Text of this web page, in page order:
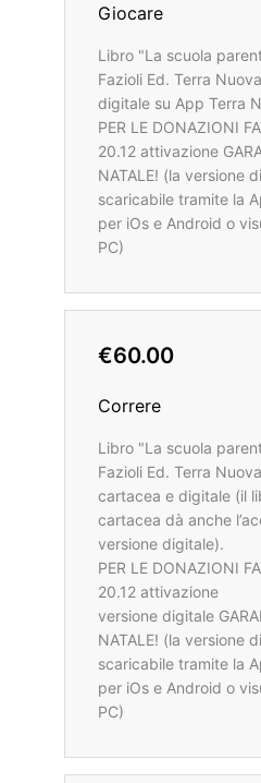
Giocare
Libro "La scuola
Fazioli Ed. Terra
digitale su App Terra
PER LE DONAZIONI
20.12 attivazione
NATALE! (la versione
scaricabile tramite la
per iOs e Android o
PC)
€60.00
Correre
Libro "La scuola
Fazioli Ed. Terra
cartacea e digitale (il
cartacea dà anche
versione digitale).
PER LE DONAZIONI
20.12 attivazione
versione digitale
NATALE! (la versione
scaricabile tramite la
per iOs e Android o
PC)